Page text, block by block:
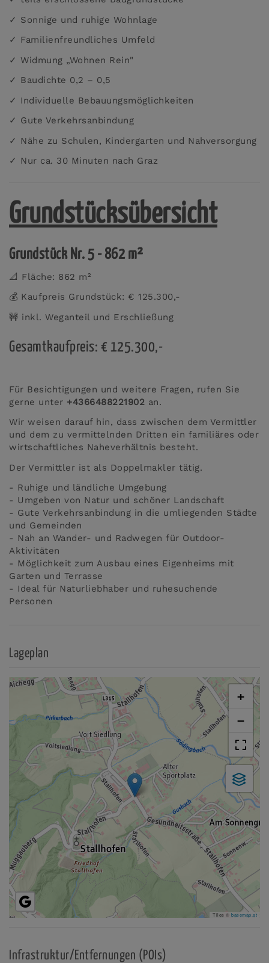
✓ Sonnige und ruhige Wohnlage
✓ Familienfreundliches Umfeld
✓ Widmung „Wohnen Rein"
✓ Baudichte 0,2 – 0,5
✓ Individuelle Bebauungsmöglichkeiten
✓ Gute Verkehrsanbindung
✓ Nähe zu Schulen, Kindergarten und Nahversorgung
✓ Nur ca. 30 Minuten nach Graz
Grundstücksübersicht
Grundstück Nr. 5 - 862 m²
📐 Fläche: 862 m²
💰 Kaufpreis Grundstück: € 125.300,-
🚧 inkl. Weganteil und Erschließung
Gesamtkaufpreis: € 125.300,-
Für Besichtigungen und weitere Fragen, rufen Sie
gerne unter +4366488221902 an.
Wir weisen darauf hin, dass zwischen dem Vermittler
und dem zu vermittelnden Dritten ein familiäres oder
wirtschaftliches Naheverhältnis besteht.
Der Vermittler ist als Doppelmakler tätig.
- Ruhige und ländliche Umgebung
- Umgeben von Natur und schöner Landschaft
- Gute Verkehrsanbindung in die umliegenden Städte
und Gemeinden
- Nah an Wander- und Radwegen für Outdoor-
Aktivitäten
- Möglichkeit zum Ausbau eines Eigenheims mit
Garten und Terrasse
- Ideal für Naturliebhaber und ruhesuchende
Personen
Lageplan
+
−
Tiles © basemap.at
Infrastruktur/Entfernungen (POIs)